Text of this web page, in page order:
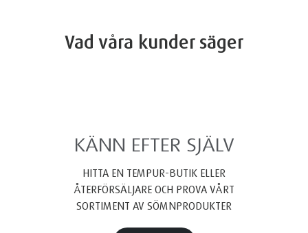
Vad våra kunder säger
KÄNN EFTER SJÄLV
HITTA EN TEMPUR-BUTIK ELLER
ÅTERFÖRSÄLJARE OCH PROVA VÅRT
SORTIMENT AV SÖMNPRODUKTER